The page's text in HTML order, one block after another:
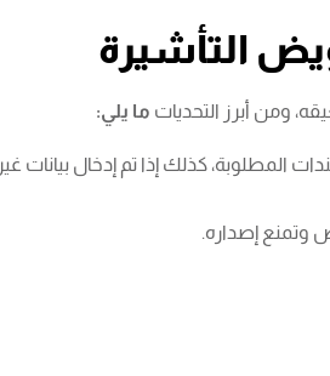
التأشيرة
ومن أبرز التحديات ما يلي:
كذلك إذا تم إدخال بيانات
وتمنع إصداره.